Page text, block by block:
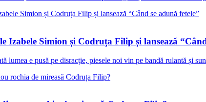
Izabele Simion și Codruța Filip și lansează
lumea e pusă pe disracție, piesele noi vin pe bandă rulantă și